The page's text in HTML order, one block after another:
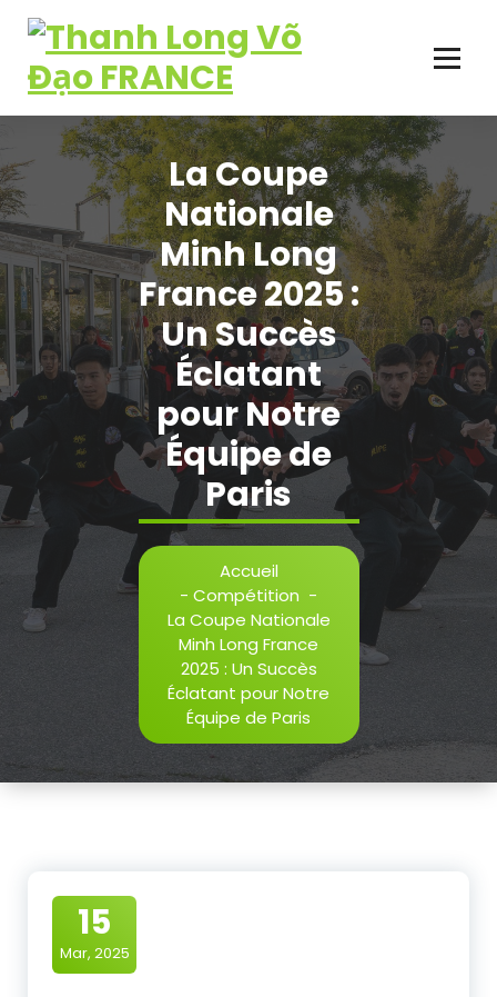
contenu
La Coupe
Nationale
Minh Long
France 2025 :
Un Succès
Éclatant
pour Notre
Équipe de
Paris
Accueil
- Compétition -
La Coupe Nationale
Minh Long France
2025 : Un Succès
Éclatant pour Notre
Équipe de Paris
15
Mar, 2025